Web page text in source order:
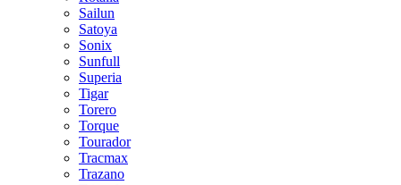
Sailun
Satoya
Sonix
Sunfull
Superia
Tigar
Torero
Torque
Tourador
Tracmax
Trazano